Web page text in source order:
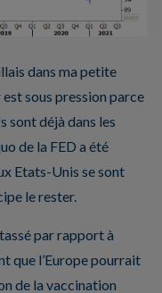
dans ma petite
sous pression parce
sont déjà dans les
de la FED a été
Etats-Unis se sont
le rester.
par rapport à
que l’Europe pourrait
de la vaccination